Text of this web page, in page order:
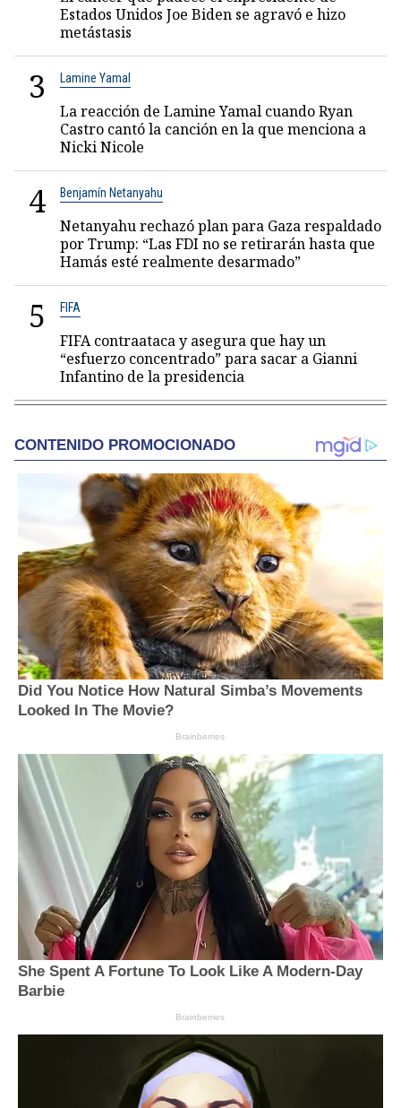
Estados Unidos Joe Biden se agravó e hizo
metástasis
3 Lamine Yamal
La reacción de Lamine Yamal cuando Ryan
Castro cantó la canción en la que menciona a
Nicki Nicole
4 Benjamín Netanyahu
Netanyahu rechazó plan para Gaza respaldado
por Trump: “Las FDI no se retirarán hasta que
Hamás esté realmente desarmado”
5 FIFA
FIFA contraataca y asegura que hay un
“esfuerzo concentrado” para sacar a Gianni
Infantino de la presidencia